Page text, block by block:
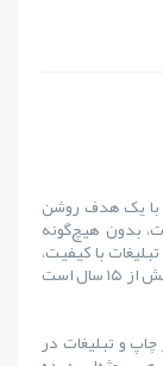
از سال ۱۳۸۷ کارمان را با یک هدف روشن
بدون هیچ‌گونه
با کیفیت،
شایستهٔ کسب‌وکارهای موفق است؛ به همین دلیل، بیش از ۱۵ سال است
و تبلیغات در